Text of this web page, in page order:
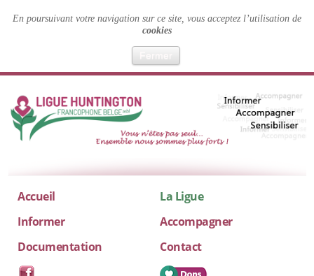
En poursuivant votre navigation sur ce site, vous acceptez l’utilisation de
cookies
Fermer
Accueil
La Ligue
Informer
Accompagner
Documentation
Contact